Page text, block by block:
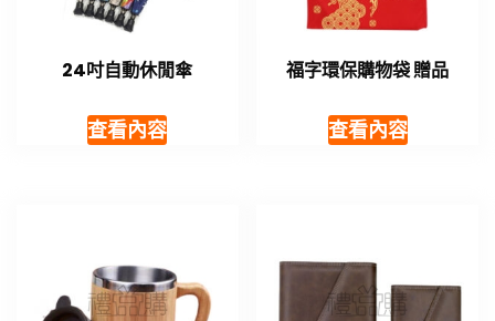
24吋自動休閒傘
查看內容
福字環保購物袋 贈品
查看內容